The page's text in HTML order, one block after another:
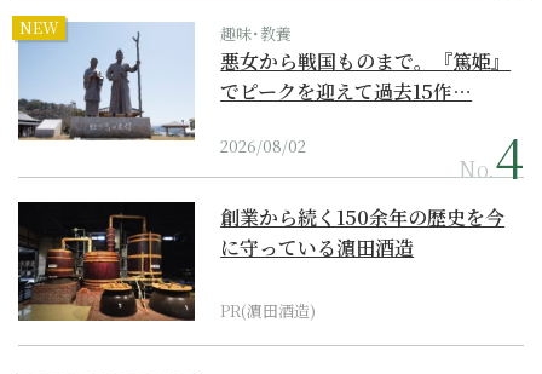
NEW 趣味･教養
悪女から戦国ものまで。『篤姫』
でピークを迎えて過去15作…
2026/08/02
No.
創業から続く150余年の歴史を今
に守っている濵田酒造
PR(濵田酒造)